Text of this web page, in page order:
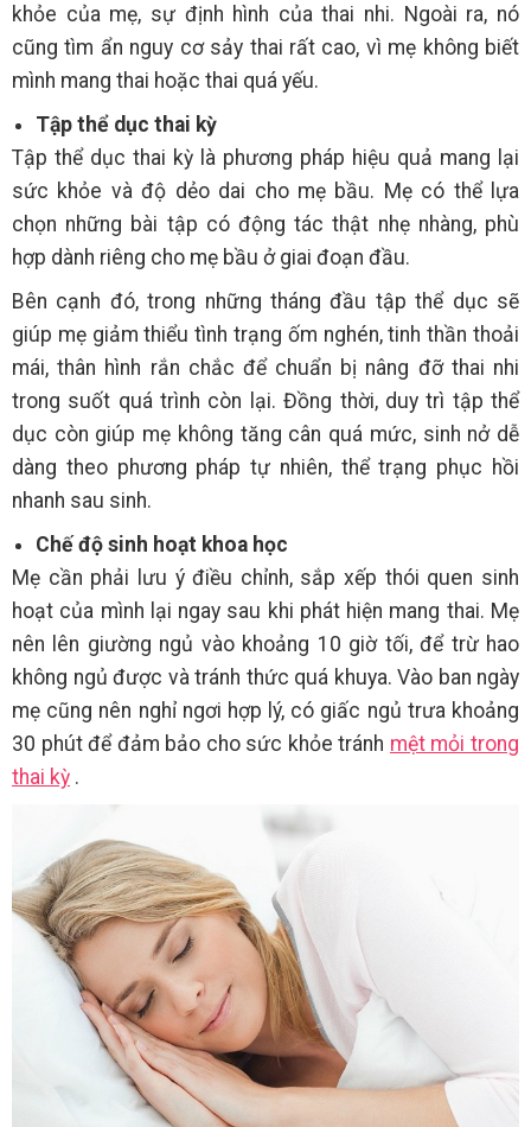
khỏe của mẹ, sự định hình của thai nhi. Ngoài ra, nó
cũng tìm ẩn nguy cơ sảy thai rất cao, vì mẹ không biết
mình mang thai hoặc thai quá yếu.
Tập thể dục thai kỳ
Tập thể dục thai kỳ là phương pháp hiệu quả mang lại
sức khỏe và độ dẻo dai cho mẹ bầu. Mẹ có thể lựa
chọn những bài tập có động tác thật nhẹ nhàng, phù
hợp dành riêng cho mẹ bầu ở giai đoạn đầu.
Bên cạnh đó, trong những tháng đầu tập thể dục sẽ
giúp mẹ giảm thiểu tình trạng ốm nghén, tinh thần thoải
mái, thân hình rắn chắc để chuẩn bị nâng đỡ thai nhi
trong suốt quá trình còn lại. Đồng thời, duy trì tập thể
dục còn giúp mẹ không tăng cân quá mức, sinh nở dễ
dàng theo phương pháp tự nhiên, thể trạng phục hồi
nhanh sau sinh.
Chế độ sinh hoạt khoa học
Mẹ cần phải lưu ý điều chỉnh, sắp xếp thói quen sinh
hoạt của mình lại ngay sau khi phát hiện mang thai. Mẹ
nên lên giường ngủ vào khoảng 10 giờ tối, để trừ hao
không ngủ được và tránh thức quá khuya. Vào ban ngày
mẹ cũng nên nghỉ ngơi hợp lý, có giấc ngủ trưa khoảng
30 phút để đảm bảo cho sức khỏe tránh mệt mỏi trong
thai kỳ .